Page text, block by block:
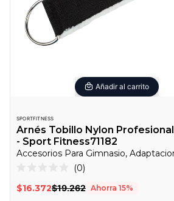
Añadir al carrito
SPORTFITNESS
Arnés Tobillo Nylon Profesional
- Sport Fitness71182
0
de
0
para
$16.372$19.262 Ahorra 15%